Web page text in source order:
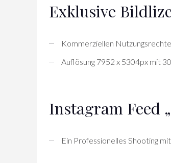
Exklusive
Kommerziellen Nutzungsrechte
Auflösung 7952 x 5304px mit
Instagram Feed
Ein Professionelles Shooting